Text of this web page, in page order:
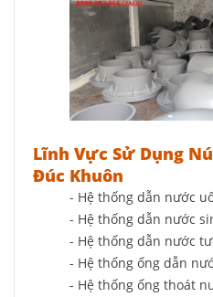
Lĩnh Vực Sử Dụng
Đúc Khuôn
- Hệ thống dẫn nước
- Hệ thống dẫn nước
- Hệ thống dẫn nước
- Hệ thống ống dẫn
- Hệ thống ống thoát